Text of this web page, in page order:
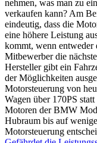
nehmen, was man zu
verkaufen kann? Am
eindeutig, dass die
eine höhere Leistung
kommt, wenn entweder
Mitbewerber die
Hersteller gibt ein
der Möglichkeiten
Motorsteuerung von
Wagen über 170PS
Motoren der BMW
Hubraum bis auf
Motorsteuerung